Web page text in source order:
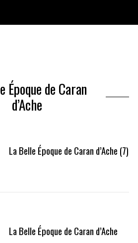
Époque de Caran
d’Ache
La Belle Époque de Caran d’Ache (7)
La Belle Époque de Caran d’Ache